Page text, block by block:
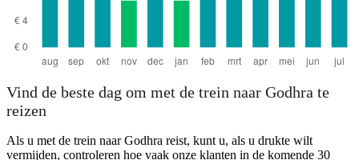
Vind de beste dag om met de trein naar Godhra te
reizen
Als u met de trein naar Godhra reist, kunt u, als u drukte wilt
vermijden, controleren hoe vaak onze klanten in de komende 30